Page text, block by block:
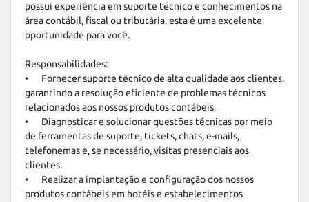
possui experiência em suporte técnico e conhecimentos na
área contábil, fiscal ou tributária, esta é uma excelente
oportunidade para você.
Responsabilidades:
•	Fornecer suporte técnico de alta qualidade aos clientes,
garantindo a resolução eficiente de problemas técnicos
relacionados aos nossos produtos contábeis.
•	Diagnosticar e solucionar questões técnicas por meio
de ferramentas de suporte, tickets, chats, e-mails,
telefonemas e, se necessário, visitas presenciais aos
clientes.
•	Realizar a implantação e configuração dos nossos
produtos contábeis em hotéis e estabelecimentos